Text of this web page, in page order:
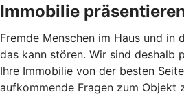
Immobilie
Fremde Menschen im Haus und in
das kann stören. Wir sind deshalb
Ihre Immobilie von der besten
aufkommende Fragen zum Objekt